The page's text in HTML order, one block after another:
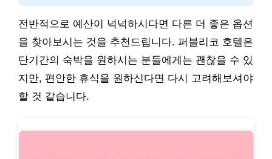
전반적으로 예산이 넉넉하시다면 다른 더 좋은 옵션
을 찾아보시는 것을 추천드립니다. 퍼블리코 호텔은
단기간의 숙박을 원하시는 분들에게는 괜찮을 수 있
지만, 편안한 휴식을 원하신다면 다시 고려해보셔야
할 것 같습니다.